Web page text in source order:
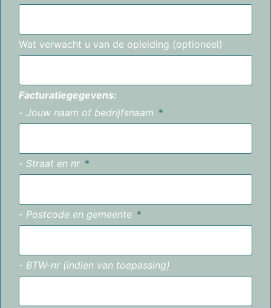
Wat verwacht u van de opleiding (optioneel)
Facturatiegegevens:
- Jouw naam of bedrijfsnaam
- Straat en nr
- Postcode en gemeente
- BTW-nr (indien van toepassing)